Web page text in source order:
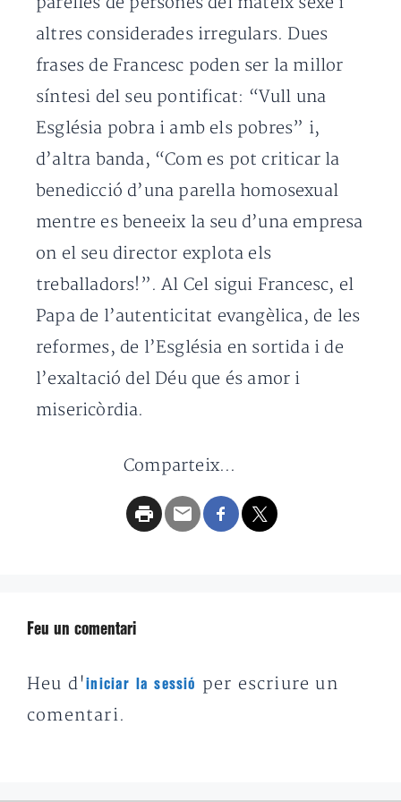
altres considerades irregulars. Dues
frases de Francesc poden ser la millor
síntesi del seu pontificat: “Vull una
Església pobra i amb els pobres” i,
d’altra banda, “Com es pot criticar la
benedicció d’una parella homosexual
mentre es beneeix la seu d’una empresa
on el seu director explota els
treballadors!”. Al Cel sigui Francesc, el
Papa de l’autenticitat evangèlica, de les
reformes, de l’Església en sortida i de
l’exaltació del Déu que és amor i
misericòrdia.
Comparteix...
Feu un comentari
Heu d'iniciar la sessió
per escriure un
comentari.